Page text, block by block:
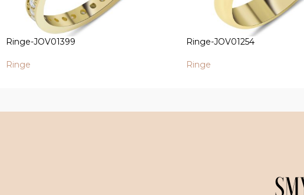
Ringe-JOV01399
Ringe
Ringe-JOV01254
Ringe